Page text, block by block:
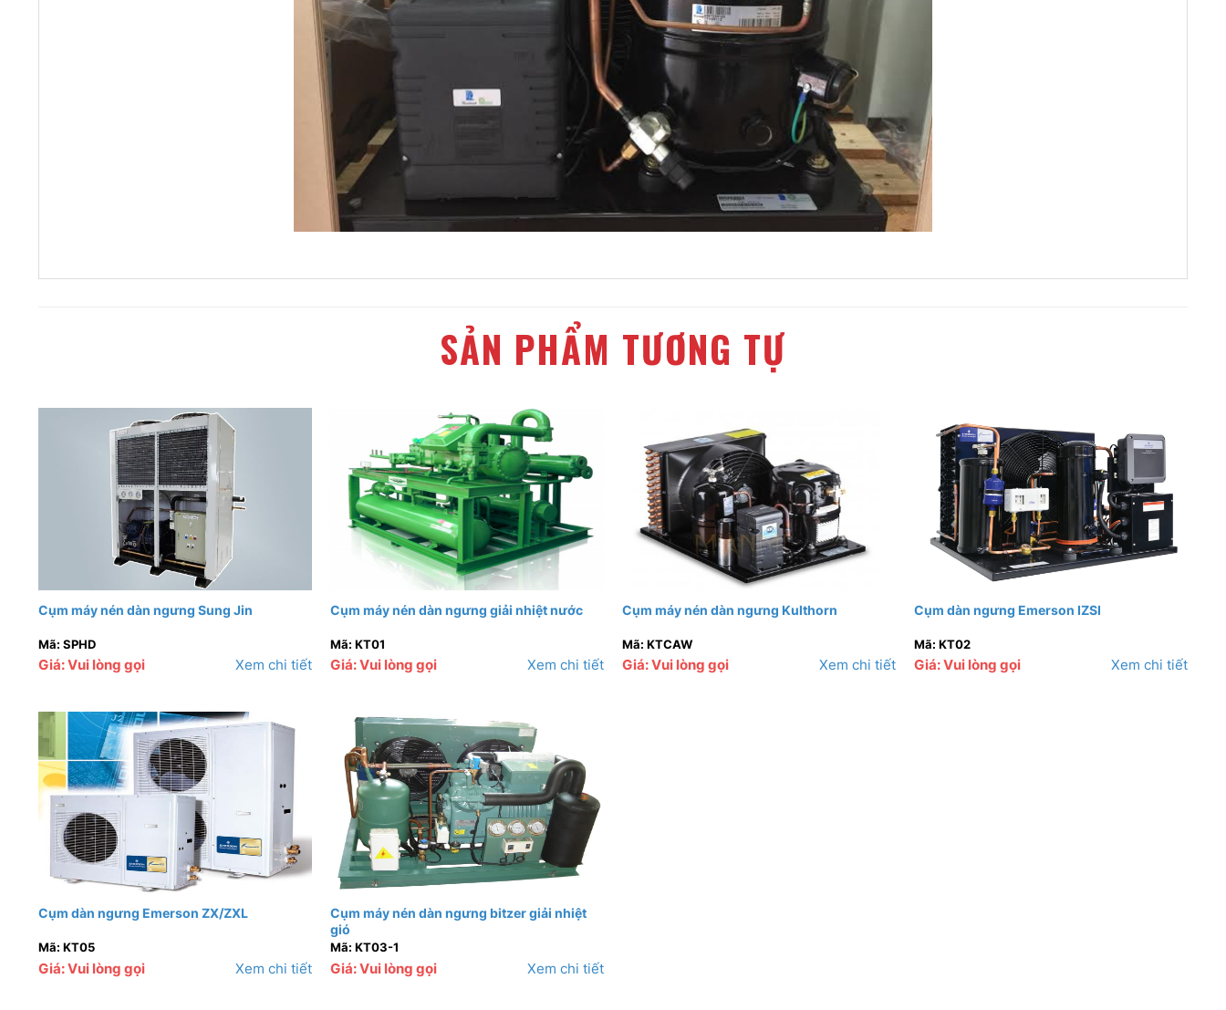
SẢN PHẨM TƯƠNG TỰ
Cụm máy nén dàn ngưng Sung Jin
Mã: SPHD
Giá: Vui lòng gọi Xem chi tiết
Cụm máy nén dàn ngưng giải nhiệt nước
Mã: KT01
Giá: Vui lòng gọi Xem chi tiết
Cụm máy nén dàn ngưng Kulthorn
Mã: KTCAW
Giá: Vui lòng gọi Xem chi tiết
Cụm dàn ngưng Emerson IZSI
Mã: KT02
Giá: Vui lòng gọi Xem chi tiết
Cụm dàn ngưng Emerson ZX/ZXL
Mã: KT05
Giá: Vui lòng gọi Xem chi tiết
Cụm máy nén dàn ngưng bitzer giải nhiệt
gió
Mã: KT03-1
Giá: Vui lòng gọi Xem chi tiết